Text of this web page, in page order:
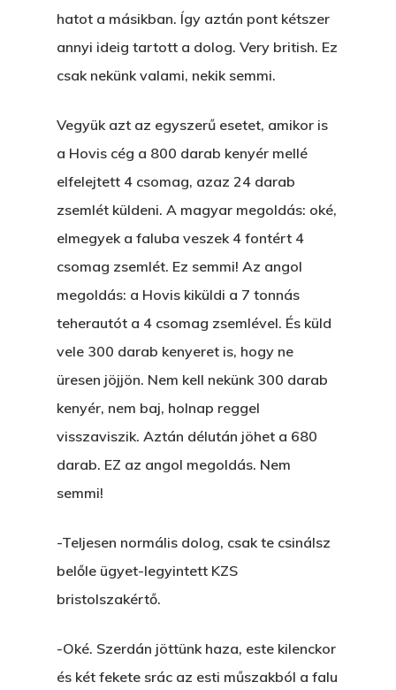
hatot a másikban. Így aztán pont kétszer
annyi ideig tartott a dolog. Very british. Ez
csak nekünk valami, nekik semmi.
Vegyük azt az egyszerű esetet, amikor is
a Hovis cég a 800 darab kenyér mellé
elfelejtett 4 csomag, azaz 24 darab
zsemlét küldeni. A magyar megoldás: oké,
elmegyek a faluba veszek 4 fontért 4
csomag zsemlét. Ez semmi! Az angol
megoldás: a Hovis kiküldi a 7 tonnás
teherautót a 4 csomag zsemlével. És küld
vele 300 darab kenyeret is, hogy ne
üresen jöjjön. Nem kell nekünk 300 darab
kenyér, nem baj, holnap reggel
visszaviszik. Aztán délután jöhet a 680
darab. EZ az angol megoldás. Nem
semmi!
-Teljesen normális dolog, csak te csinálsz
belőle ügyet-legyintett KZS
bristolszakértő.
-Oké. Szerdán jöttünk haza, este kilenckor
és két fekete srác az esti műszakból a falu
Nem Szégyen Az
KI-BEJÁRAT
A Pitli
Pofád, Az Van!
Ment A Hűtlen
Egy Be-Fektetést,
FELICITÁ
Egy Világbajnokságot,
VOLT EGYSZER EGY
ÁRULÓ!
AZ IGAZI AJÁNDÉK
ELMENT A VILLAMOS
Wow Look At This!
This is an optional,
About Salient
The Castle
Unit 345
2500 Castle Dr
Manhattan, NY
T:+216 (0)40 3629
E: